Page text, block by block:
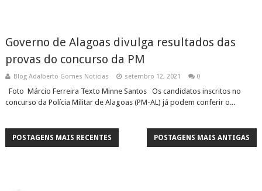
Governo de Alagoas divulga resultados das
provas do concurso da PM
Blog Adalberto Gomes Noticias setembro 12, 2021 0
Foto Márcio Ferreira Texto Minne Santos Os candidatos inscritos no
concurso da Polícia Militar de Alagoas (PM-AL) já podem conferir o...
POSTAGENS MAIS RECENTES POSTAGENS MAIS ANTIGAS